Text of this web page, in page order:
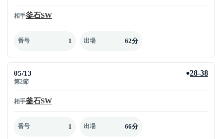
相手釜石SW
番号 1 出場 62分
05/13
第2節
●28-38
相手釜石SW
番号 1 出場 66分